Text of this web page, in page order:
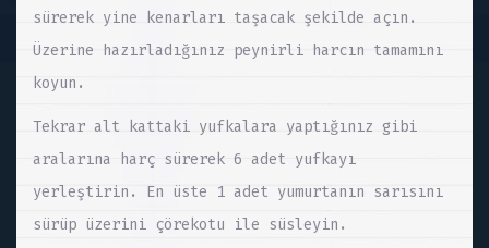
sürerek yine kenarları taşacak şekilde açın.
Üzerine hazırladığınız peynirli harcın tamamını
koyun.
Tekrar alt kattaki yufkalara yaptığınız gibi
aralarına harç sürerek 6 adet yufkayı
yerleştirin. En üste 1 adet yumurtanın sarısını
sürüp üzerini çörekotu ile süsleyin.